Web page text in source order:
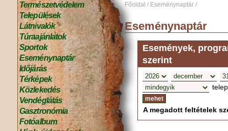
Természetvédelem
Települések
Látnivalók
Túraajánlatok
Sportok
Eseménynaptár
Időjárás
Térképek
Közlekedés
Vendéglátás
Gasztronómia
Fotóalbum
Főoldal / Eseménynaptár /
Eseménynaptár
Események,
szerint
A megadott feltételek